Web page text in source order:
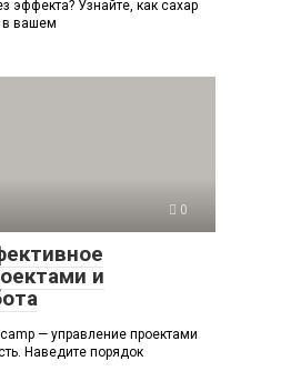
эффекта? Узнайте, как сахар
в вашем
0
и
— управление проектами
Наведите порядок